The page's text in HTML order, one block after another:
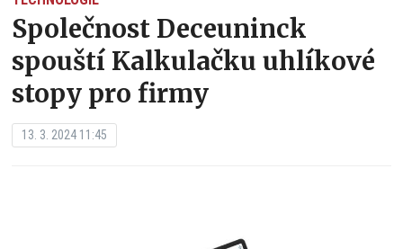
Společnost Deceuninck
spouští Kalkulačku uhlíkové
stopy pro firmy
13. 3. 2024 11:45